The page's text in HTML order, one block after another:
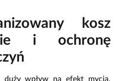
kosz
i ochronę
duży wpływ na efekt mycia.